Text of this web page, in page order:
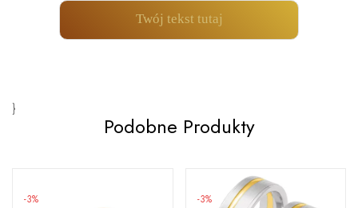
Twój tekst tutaj
}
Podobne Produkty
-3% -3%